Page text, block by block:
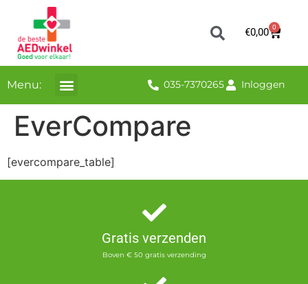
€0,00 0
Menu: 035-7370265 Inloggen
EverCompare
[evercompare_table]
Gratis verzenden
Boven € 50 gratis verzending